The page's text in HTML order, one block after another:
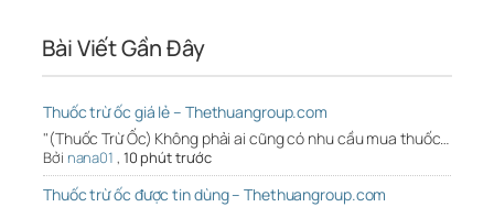
Bài Viết Gần Đây
Thuốc trừ ốc giá lẻ – Thethuangroup.com
"(Thuốc Trừ Ốc) Không phải ai cũng có nhu cầu mua thuốc…
Bởi nana01 , 10 phút trước
Thuốc trừ ốc được tin dùng – Thethuangroup.com